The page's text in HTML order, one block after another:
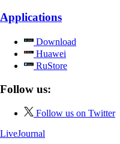
Applications
Download
Huawei
RuStore
Follow us:
Follow us on Twitter
LiveJournal